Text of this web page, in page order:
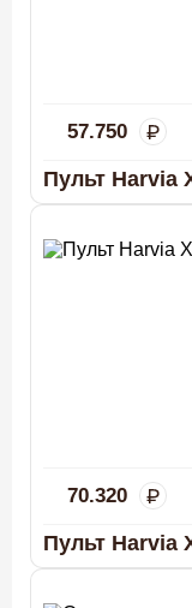
57.750
Пульт Harvia
70.320
Пульт Harvia